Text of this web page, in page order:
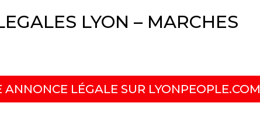
LYON – MARCHES
LÉGALE SUR LYONPEOPLE.COM